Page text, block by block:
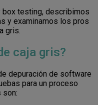
box testing, describimos
y examinamos los pros
gris.
caja gris?
depuración de software
para un proceso
son: